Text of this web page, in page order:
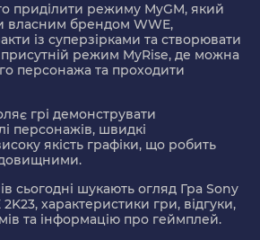
приділити режиму MyGM, який
власним брендом WWE,
із суперзірками та створювати
режим MyRise, де можна
персонажа та проходити
грі демонструвати
персонажів, швидкі
якість графіки, що робить
сьогодні шукають огляд Гра Sony
характеристики гри, відгуки,
та інформацію про геймплей.